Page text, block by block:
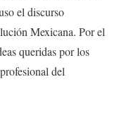
el discurso
Mexicana. Por el
queridas por los
del